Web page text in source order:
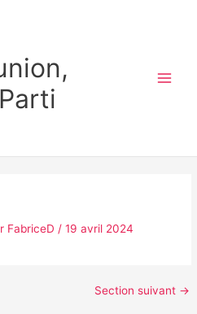
FabriceD/19 avril 2024
Section suivant →